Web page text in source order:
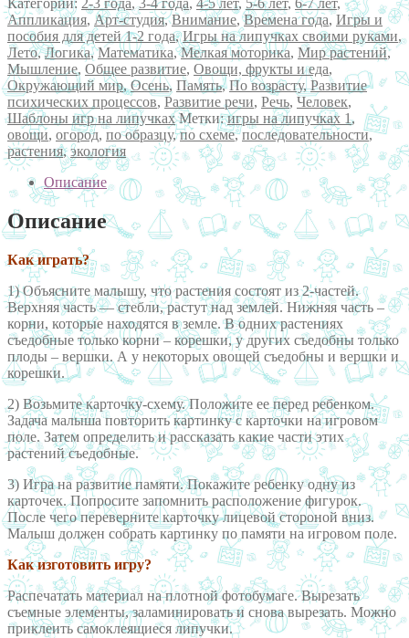
Категорий: 2-3 года,3-4 года, 4-5 лет, 5-6 лет, 6-7 лет,
Аппликация, Арт-студия,Внимание,Времена года, Игры и
пособия для детей 1-2 года,Игры на липучках своими руками,
Лето,Логика,Математика,Мелкая моторика, Мир растений,
Мышление, Общее развитие, Овощи, фрукты и еда,
Окружающий мир,Осень, Память,По возрасту,Развитие
психических процессов, Развитие речи, Речь, Человек,
Шаблоны игр на липучках Метки:игры на липучках 1,
овощи, огород, по образцу,по схеме,последовательности,
растения,экология
Описание
Описание
Как играть?
1) Объясните малышу, что растения состоят из 2-частей.
Верхняя часть — стебли, растут над землей. Нижняя часть –
корни, которые находятся в земле. В одних растениях
съедобные только корни – корешки, у других съедобны только
плоды – вершки. А у некоторых овощей съедобны и вершки и
корешки.
2) Возьмите карточку-схему. Положите ее перед ребенком.
Задача малыша повторить картинку с карточки на игровом
поле. Затем определить и рассказать какие части этих
растений съедобные.
3) Игра на развитие памяти. Покажите ребенку одну из
карточек. Попросите запомнить расположение фигурок.
После чего переверните карточку лицевой стороной вниз.
Малыш должен собрать картинку по памяти на игровом поле.
Как изготовить игру?
Распечатать материал на плотной фотобумаге. Вырезать
съемные элементы, заламинировать и снова вырезать. Можно
приклеить самоклеящиеся липучки.